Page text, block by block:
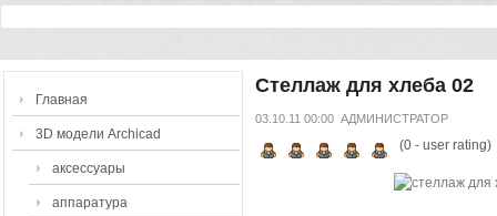
Главная
3D модели Archicad
аксессуары
аппаратура
Стеллаж для хлеба 02
03.10.11 00:00 АДМИНИСТРАТОР
(0- user rating)